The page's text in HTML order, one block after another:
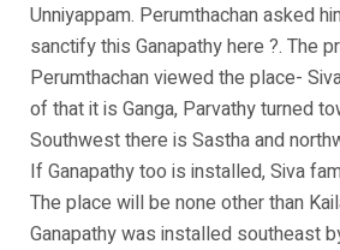
Unniyappam. Perumthachan asked
sanctify this Ganapathy here ?. The
Perumthachan viewed the place-
of that it is Ganga, Parvathy turned
Southwest there is Sastha and
If Ganapathy too is installed, Siva
The place will be none other than
Ganapathy was installed southeast